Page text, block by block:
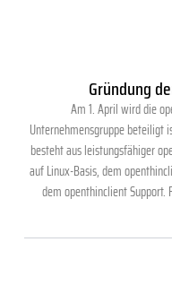
Gründung
Am 1. April wird die
Unternehmensgruppe beteiligt
besteht aus leistungsfähiger
auf Linux-Basis, dem
dem openthinclient